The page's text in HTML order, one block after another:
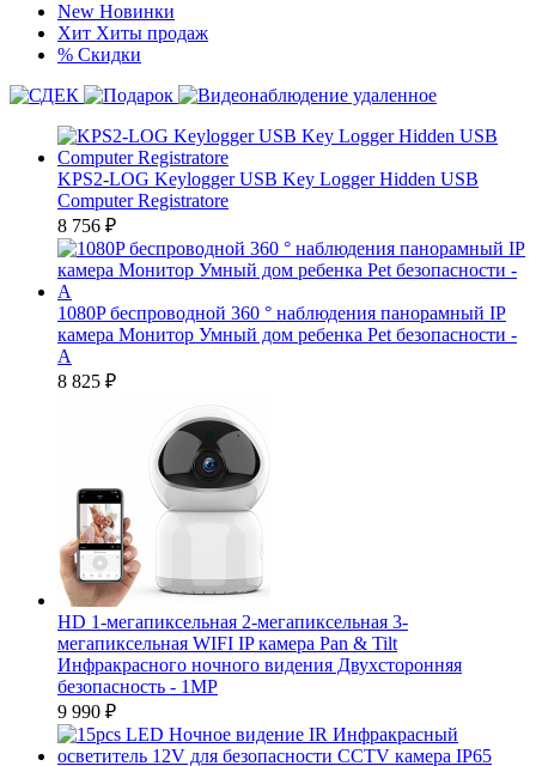
New Новинки
Хит Хиты продаж
% Скидки
KPS2-LOG Keylogger USB Key Logger Hidden USB
Computer Registratore
8 756 ₽
1080P беспроводной 360 ° наблюдения панорамный IP
камера Монитор Умный дом ребенка Pet безопасности -
А
8 825 ₽
HD 1-мегапиксельная 2-мегапиксельная 3-
мегапиксельная WIFI IP камера Pan & Tilt
Инфракрасного ночного видения Двухсторонняя
безопасность - 1MP
9 990 ₽